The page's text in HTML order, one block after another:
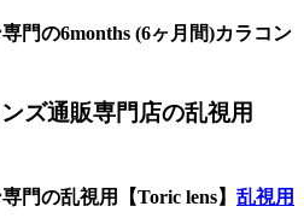
門の6months (6ヶ月間)カラコン
ズ通販専門店の乱視用
門の乱視用【Toric lens】 乱視用